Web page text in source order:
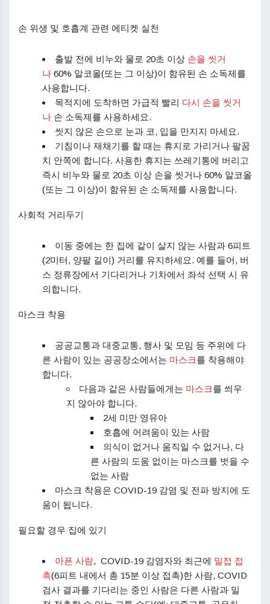
손 위생 및 호흡계 관련 에티켓 실천
출발 전에 비누와 물로 20초 이상 손을 씻거
나 60% 알코올(또는 그 이상)이 함유된 손 소독제를
사용합니다.
목적지에 도착하면 가급적 빨리 다시 손을 씻거
나 손 소독제를 사용하세요.
씻지 않은 손으로 눈과 코, 입을 만지지 마세요.
기침이나 재채기를 할 때는 휴지로 가리거나 팔꿈
치 안쪽에 합니다. 사용한 휴지는 쓰레기통에 버리고
즉시 비누와 물로 20초 이상 손을 씻거나 60% 알코올
(또는 그 이상)이 함유된 손 소독제를 사용합니다.
사회적 거리두기
이동 중에는 한 집에 같이 살지 않는 사람과 6피트
(2미터, 양팔 길이) 거리를 유지하세요. 예를 들어, 버
스 정류장에서 기다리거나 기차에서 좌석 선택 시 유
의합니다.
마스크 착용
공공교통과 대중교통, 행사 및 모임 등 주위에 다
른 사람이 있는 공공장소에서는 마스크를 착용해야
합니다.
다음과 같은 사람들에게는 마스크를 씌우
지 않아야 합니다.
2세 미만 영유아
호흡에 어려움이 있는 사람
의식이 없거나 움직일 수 없거나, 다
른 사람의 도움 없이는 마스크를 벗을 수
없는 사람
마스크 착용은 COVID-19 감염 및 전파 방지에 도
움이 됩니다.
필요할 경우 집에 있기
아픈 사람, COVID-19 감염자와 최근에 밀접 접
촉(6피트 내에서 총 15분 이상 접촉)한 사람, COVID
검사 결과를 기다리는 중인 사람은 다른 사람과 밀